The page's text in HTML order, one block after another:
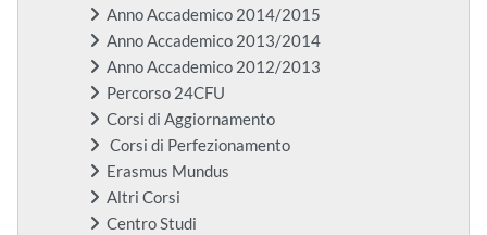
Anno Accademico 2014/2015
Anno Accademico 2013/2014
Anno Accademico 2012/2013
Percorso 24CFU
Corsi di Aggiornamento
Corsi di Perfezionamento
Erasmus Mundus
Altri Corsi
Centro Studi